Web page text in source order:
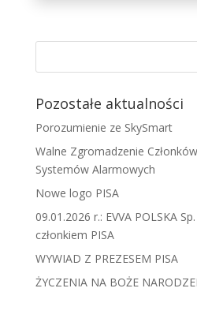
Pozostałe aktualności
Porozumienie ze SkySmart
Walne Zgromadzenie
Systemów Alarmowych
Nowe logo PISA
09.01.2026 r.: EVVA POLSKA
członkiem PISA
WYWIAD Z PREZESEM PISA
ŻYCZENIA NA BOŻE